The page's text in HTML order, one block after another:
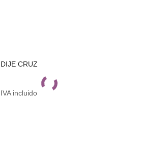
DIJE CRUZ
IVA incluido